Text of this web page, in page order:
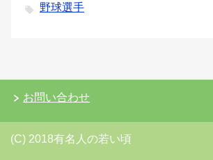
野球選手
お問い合わせ
(C) 2018有名人の若い頃